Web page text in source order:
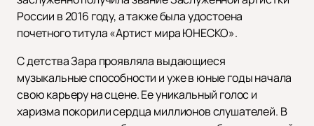
России в 2016 году, а также была удостоена
почетного титула «Артист мира ЮНЕСКО».
С детства Зара проявляла выдающиеся
музыкальные способности и уже в юные годы начала
свою карьеру на сцене. Ее уникальный голос и
харизма покорили сердца миллионов слушателей. В